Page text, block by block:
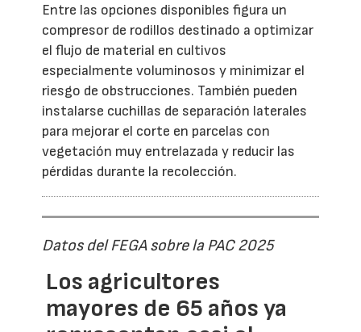
Entre las opciones disponibles figura un
compresor de rodillos destinado a optimizar
el flujo de material en cultivos
especialmente voluminosos y minimizar el
riesgo de obstrucciones. También pueden
instalarse cuchillas de separación laterales
para mejorar el corte en parcelas con
vegetación muy entrelazada y reducir las
pérdidas durante la recolección.
Datos del FEGA sobre la PAC 2025
Los agricultores
mayores de 65 años ya